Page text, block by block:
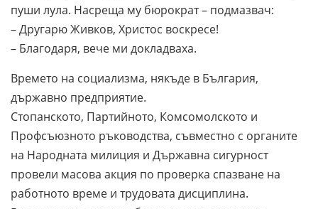
пуши лула. Насреща му бюрократ – подмазвач:
– Другарю Живков, Христос воскресе!
– Благодаря, вече ми докладваха.
Времето на социализма, някъде в България,
държавно предприятие.
Стопанското, Партийното, Комсомолското и
Профсъюзното ръководства, съвместно с органите
на Народната милиция и Държавна сигурност
провели масова акция по проверка спазване на
работното време и трудовата дисциплина.